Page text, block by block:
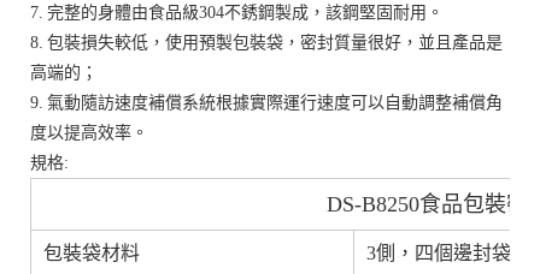
7. 完整的身體由食品級304不銹鋼製成，該鋼堅固耐用。
8. 包裝損失較低，使用預製包裝袋，密封質量很好，並且產品是
高端的；
9. 氣動隨訪速度補償系統根據實際運行速度可以自動調整補償角
度以提高效率。
規格:
DS-B8250食品包裝密
包裝袋材料
3側，四個邊封袋，